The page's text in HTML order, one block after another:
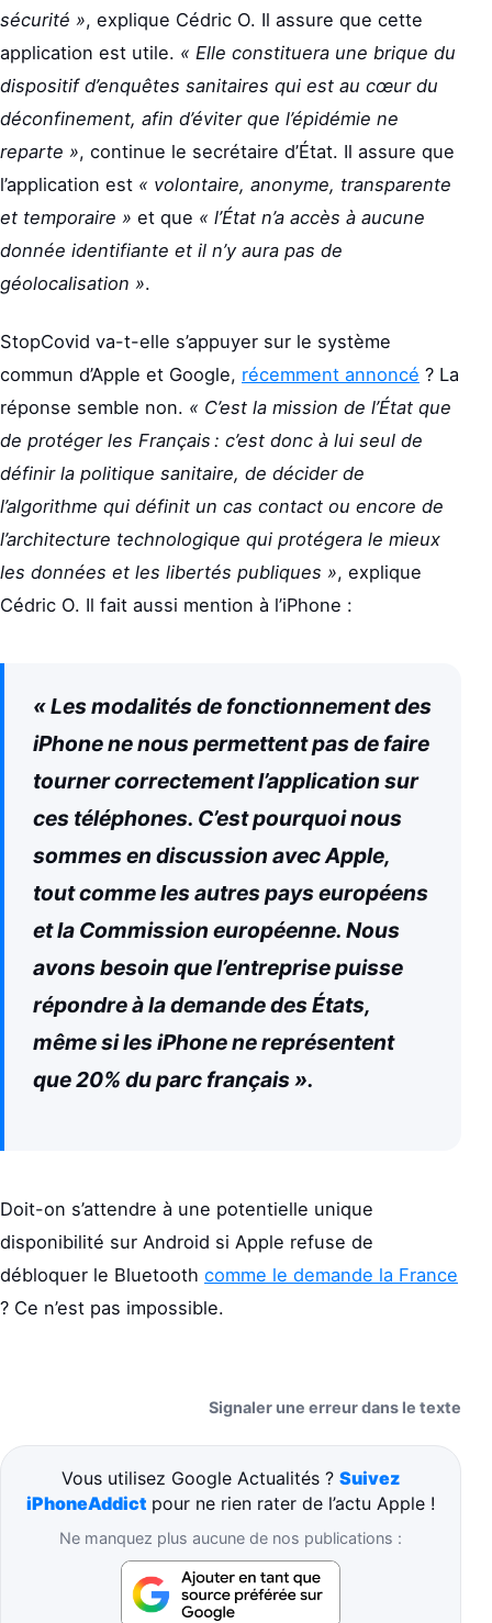
sécurité », explique Cédric O. Il assure que cette
application est utile. « Elle constituera une brique du
dispositif d’enquêtes sanitaires qui est au cœur du
déconfinement, afin d’éviter que l’épidémie ne
reparte », continue le secrétaire d’État. Il assure que
l’application est « volontaire, anonyme, transparente
et temporaire » et que « l’État n’a accès à aucune
donnée identifiante et il n’y aura pas de
géolocalisation ».
StopCovid va-t-elle s’appuyer sur le système
commun d’Apple et Google, récemment annoncé ? La
réponse semble non. « C’est la mission de l’État que
de protéger les Français : c’est donc à lui seul de
définir la politique sanitaire, de décider de
l’algorithme qui définit un cas contact ou encore de
l’architecture technologique qui protégera le mieux
les données et les libertés publiques », explique
Cédric O. Il fait aussi mention à l’iPhone :
« Les modalités de fonctionnement des
iPhone ne nous permettent pas de faire
tourner correctement l’application sur
ces téléphones. C’est pourquoi nous
sommes en discussion avec Apple,
tout comme les autres pays européens
et la Commission européenne. Nous
avons besoin que l’entreprise puisse
répondre à la demande des États,
même si les iPhone ne représentent
que 20% du parc français ».
Doit-on s’attendre à une potentielle unique
disponibilité sur Android si Apple refuse de
débloquer le Bluetooth comme le demande la France
? Ce n’est pas impossible.
Signaler une erreur dans le texte
Vous utilisez Google Actualités ? Suivez
iPhoneAddict pour ne rien rater de l’actu Apple !
Ne manquez plus aucune de nos publications :